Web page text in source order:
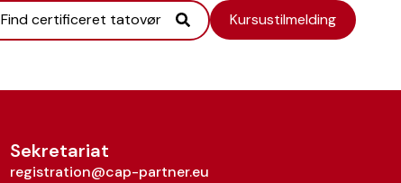
Find certificeret tatovør Kursustilmelding
Sekretariat
registration@cap-partner.eu